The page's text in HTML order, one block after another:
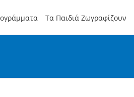
Τα Παιδιά Ζωγραφίζουν